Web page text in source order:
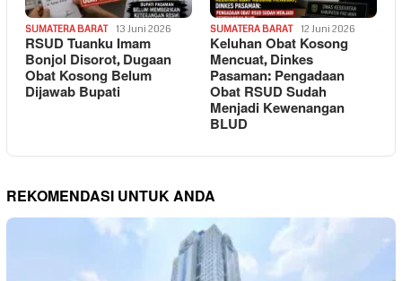
SUMATERA BARAT 13 Juni 2026
RSUD Tuanku Imam
Bonjol Disorot, Dugaan
Obat Kosong Belum
Dijawab Bupati
SUMATERA BARAT 12 Juni 2026
Keluhan Obat Kosong
Mencuat, Dinkes
Pasaman: Pengadaan
Obat RSUD Sudah
Menjadi Kewenangan
BLUD
REKOMENDASI UNTUK ANDA